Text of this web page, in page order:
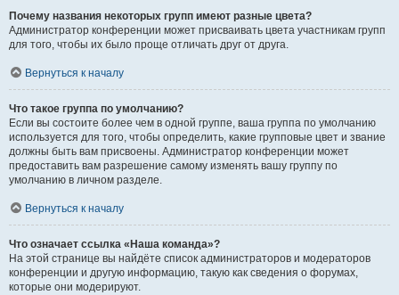
Почему названия некоторых групп имеют разные цвета?
Администратор конференции может присваивать цвета участникам групп
для того, чтобы их было проще отличать друг от друга.
Вернуться к началу
Что такое группа по умолчанию?
Если вы состоите более чем в одной группе, ваша группа по умолчанию
используется для того, чтобы определить, какие групповые цвет и звание
должны быть вам присвоены. Администратор конференции может
предоставить вам разрешение самому изменять вашу группу по
умолчанию в личном разделе.
Вернуться к началу
Что означает ссылка «Наша команда»?
На этой странице вы найдёте список администраторов и модераторов
конференции и другую информацию, такую как сведения о форумах,
которые они модерируют.